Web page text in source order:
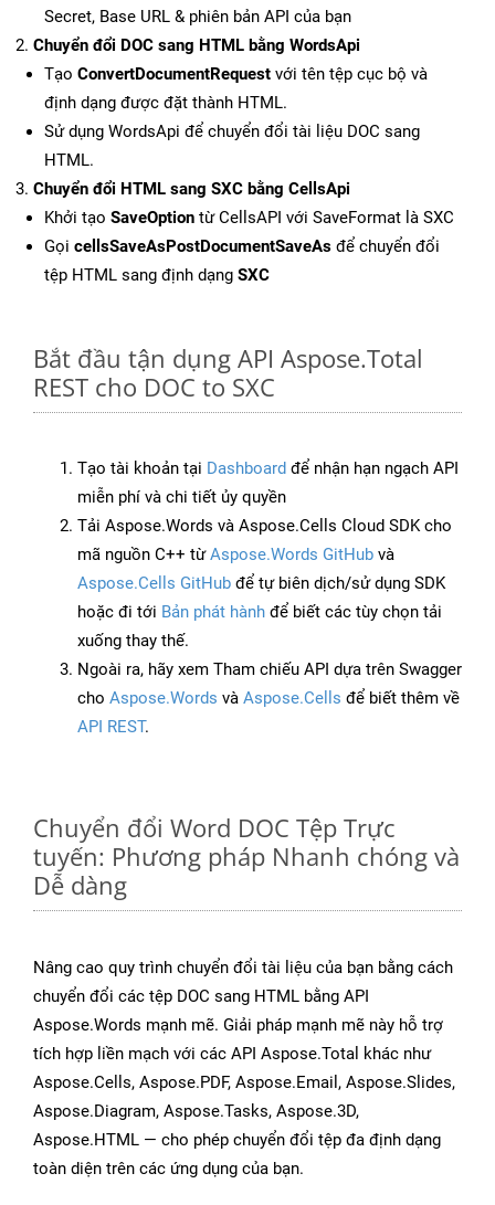
Secret, Base URL & phiên bản API của bạn
Chuyển đổi DOC sang HTML bằng WordsApi
Tạo ConvertDocumentRequest với tên tệp cục bộ và
định dạng được đặt thành HTML.
Sử dụng WordsApi để chuyển đổi tài liệu DOC sang
HTML.
Chuyển đổi HTML sang SXC bằng CellsApi
Khởi tạo SaveOption từ CellsAPI với SaveFormat là SXC
Gọi cellsSaveAsPostDocumentSaveAs để chuyển đổi
tệp HTML sang định dạng SXC
Bắt đầu tận dụng API Aspose.Total
REST cho DOC to SXC
Tạo tài khoản tại Dashboard để nhận hạn ngạch API
miễn phí và chi tiết ủy quyền
Tải Aspose.Words và Aspose.Cells Cloud SDK cho
mã nguồn C++ từAspose.Words GitHub và
Aspose.Cells GitHub để tự biên dịch/sử dụng SDK
hoặc đi tới Bản phát hành để biết các tùy chọn tải
xuống thay thế.
Ngoài ra, hãy xem Tham chiếu API dựa trên Swagger
cho Aspose.Words và Aspose.Cells để biết thêm về
API REST.
Chuyển đổi Word DOC Tệp Trực
tuyến: Phương pháp Nhanh chóng và
Dễ dàng
Nâng cao quy trình chuyển đổi tài liệu của bạn bằng cách
chuyển đổi các tệp DOC sang HTML bằng API
Aspose.Words mạnh mẽ. Giải pháp mạnh mẽ này hỗ trợ
tích hợp liền mạch với các API Aspose.Total khác như
Aspose.Cells, Aspose.PDF, Aspose.Email, Aspose.Slides,
Aspose.Diagram, Aspose.Tasks, Aspose.3D,
Aspose.HTML — cho phép chuyển đổi tệp đa định dạng
toàn diện trên các ứng dụng của bạn.